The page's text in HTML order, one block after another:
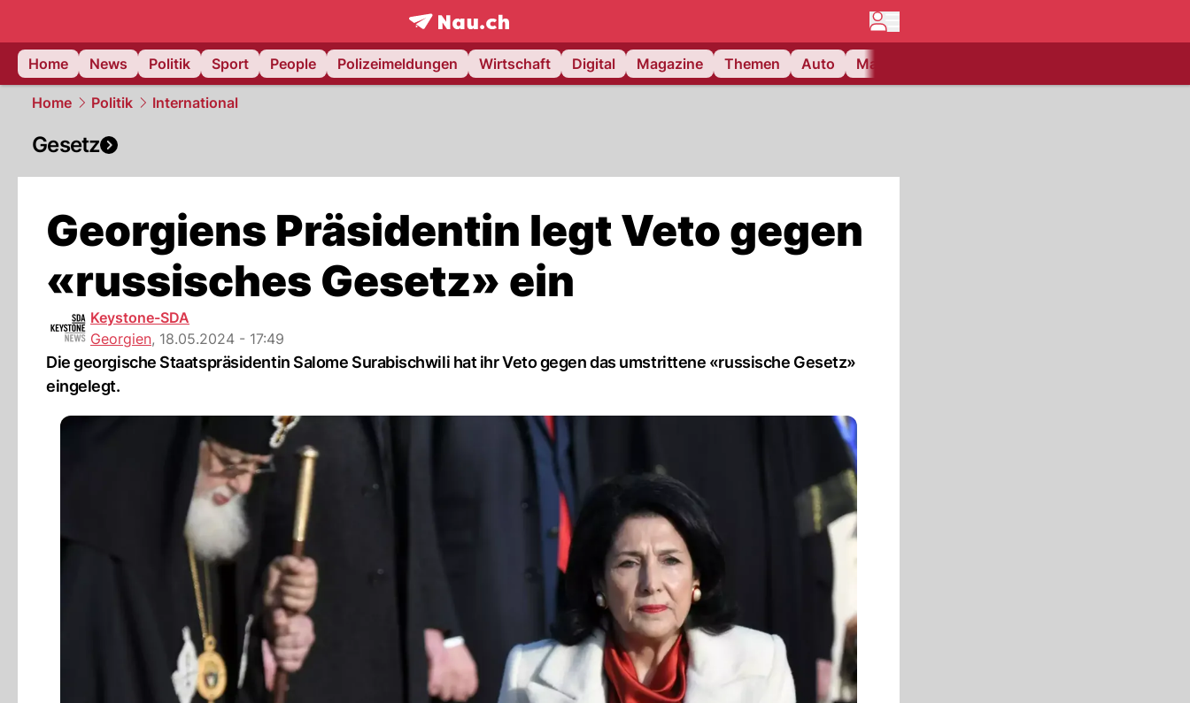
frontpage.NAU.ch
Home
News Politik Sport People Polizeimeldungen Wirtschaft Digital Magazine Themen Auto Matchcenter
Home Politik International
Gesetz
Georgiens Präsidentin legt Veto gegen
«russisches Gesetz» ein
Keystone-SDA
Georgien, 18.05.2024 - 17:49
Die georgische Staatspräsidentin Salome Surabischwili hat ihr Veto gegen das umstrittene «russische Gesetz»
eingelegt.